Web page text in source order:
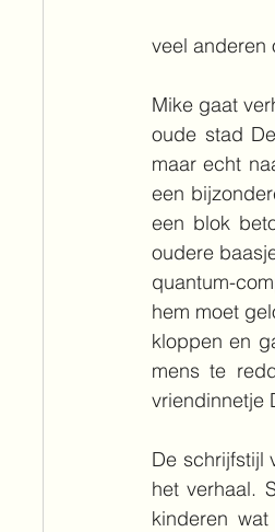
veel anderen
Mike gaat
oude stad
maar echt
een
een blok
oudere
quantum-
hem moet
kloppen en
mens te
vriendinnetje
De schrijfstijl
het verhaal.
kinderen